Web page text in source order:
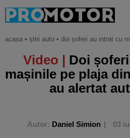
acasa • știri auto • doi șoferi au intrat cu mașinile pe
Video | Doi
mașinile pe plaja
au alertat
Autor: Daniel Simion 03